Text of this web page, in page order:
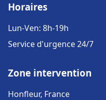
Horaires
Lun-Ven: 8h-19h
Service d'urgence 24/7
Zone intervention
Honfleur, France